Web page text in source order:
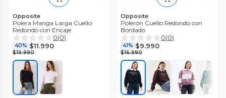
Opposite
Polera Manga Larga Cuello
Redondo con Encaje
0(0)
40% $11.990
$19.990
Opposite
Polerón Cuello Redondo con
Bordado
0(0)
41% $9.990
$16.990